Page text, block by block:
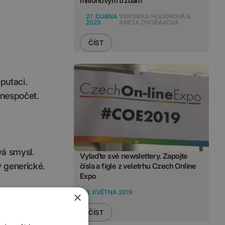
smysl.
27. DUBNA
2023
VERONIKA HOUDKOVÁ &
ANETA DVOŘÁKOVÁ
ČÍST
Vylaďte své newslettery. Zapojte
čísla a fígle z veletrhu Czech Online
Expo
3. KVĚTNA 2019
ČÍST
×